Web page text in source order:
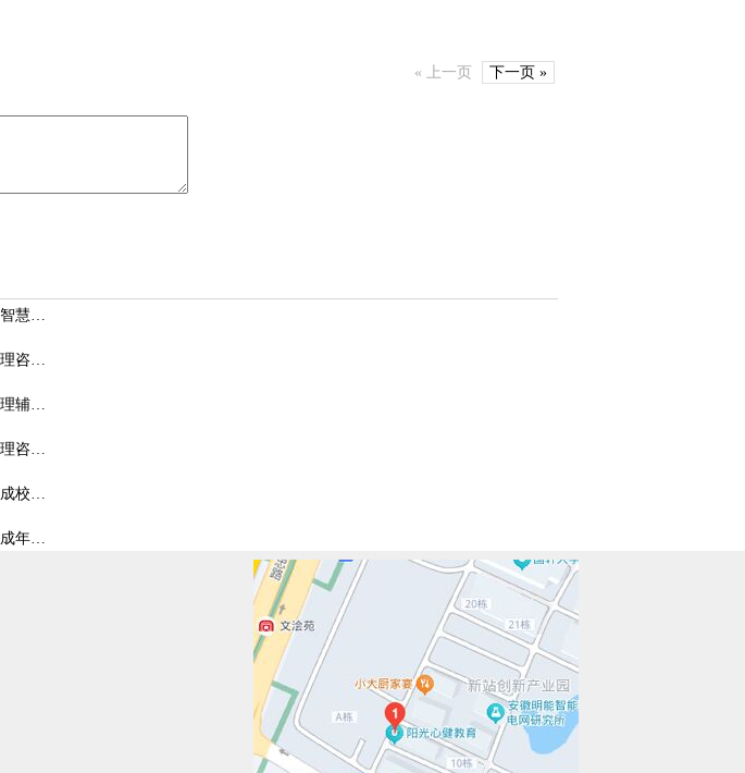
« 上一页
下一页 »
广西壮族自治区**职业院校建设智慧校园心理咨询室
四川省西昌市**区戒毒所建成心理咨询室
山东省​潍坊市**学院建设校园心理辅导中心
江西省宜春市**综治中心完成心理咨询室建设
广西壮族自治区南宁市**大学建成校园心理咨询室
广东省茂名市**学校规划建设未成年人辅导中心